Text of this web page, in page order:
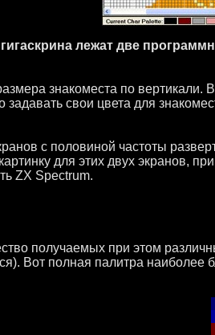
лежат две
знакоместа по вертикали.
задавать свои цвета для
с половиной частоты
для этих двух экранов,
ZX Spectrum.
получаемых при этом
Вот полная палитра наиболее